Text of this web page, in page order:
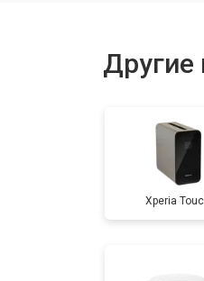
Ремонт
Замена
Другие
Xperia